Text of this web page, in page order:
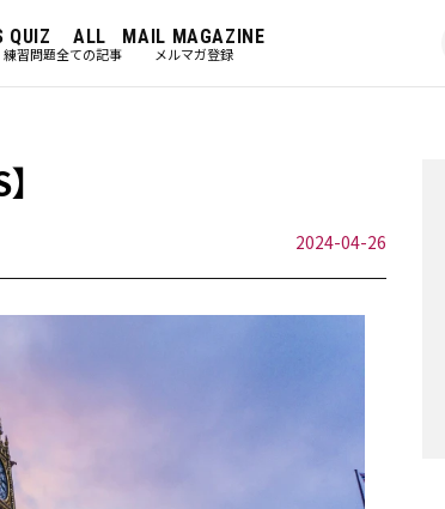
QUIZ
練習問題
ALL
全ての記事
MAIL MAGAZINE
メルマガ登録
2024-04-26